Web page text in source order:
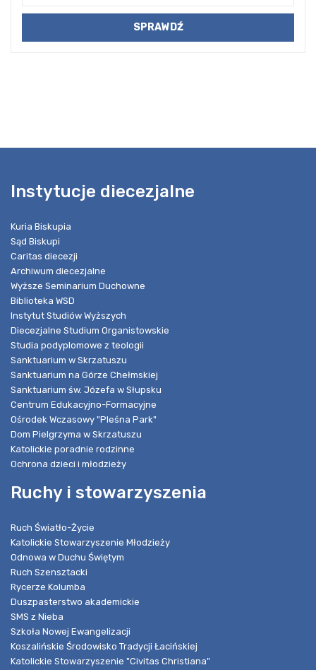
Instytucje diecezjalne
Kuria Biskupia
Sąd Biskupi
Caritas diecezji
Archiwum diecezjalne
Wyższe Seminarium Duchowne
Biblioteka WSD
Instytut Studiów Wyższych
Diecezjalne Studium Organistowskie
Studia podyplomowe z teologii
Sanktuarium w Skrzatuszu
Sanktuarium na Górze Chełmskiej
Sanktuarium św. Józefa w Słupsku
Centrum Edukacyjno-Formacyjne
Ośrodek Wczasowy "Pleśna Park"
Dom Pielgrzyma w Skrzatuszu
Katolickie poradnie rodzinne
Ochrona dzieci i młodzieży
Ruchy i stowarzyszenia
Ruch Światło-Życie
Katolickie Stowarzyszenie Młodzieży
Odnowa w Duchu Świętym
Ruch Szensztacki
Rycerze Kolumba
Duszpasterstwo akademickie
SMS z Nieba
Szkoła Nowej Ewangelizacji
Koszalińskie Środowisko Tradycji Łacińskiej
Katolickie Stowarzyszenie "Civitas Christiana"